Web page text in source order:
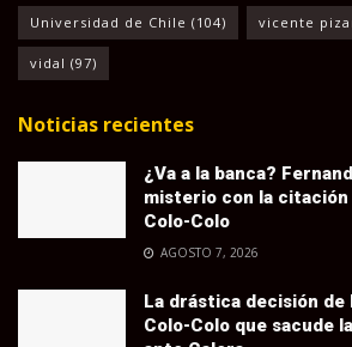
Universidad de Chile (104) vicente
vidal (97)
Noticias recientes
¿Va a la banca?
misterio con la citación
Colo-Colo
AGOSTO 7, 2026
La drástica decisión de
Colo-Colo que sacude